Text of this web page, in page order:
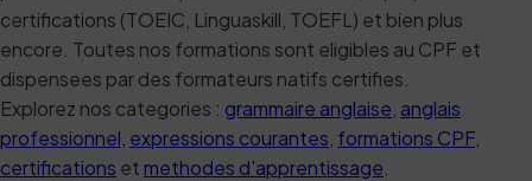
certifications (TOEIC, Linguaskill, TOEFL) et bien plus
encore. Toutes nos formations sont eligibles au CPF et
dispensees par des formateurs natifs certifies.
Explorez nos categories : grammaire anglaise anglais
professionnel expressions courantes formations CPF
certifications et methodes d'apprentissage